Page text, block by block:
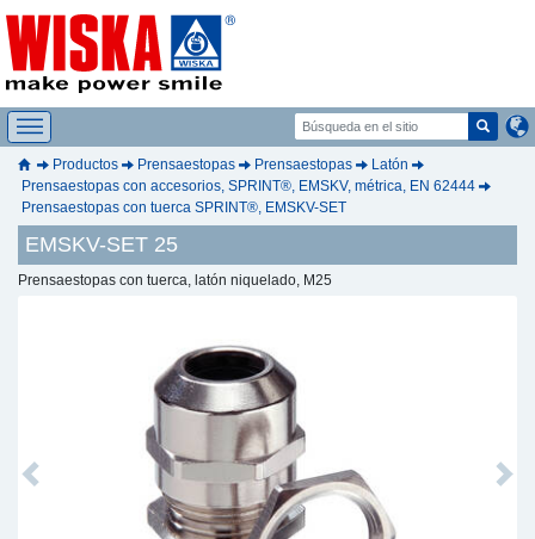
Productos Prensaestopas Prensaestopas
Latón
Prensaestopas con accesorios, SPRINT®, EMSKV, métrica, EN 62444
Prensaestopas con tuerca SPRINT®, EMSKV-SET
EMSKV-SET 25
Prensaestopas con tuerca, latón niquelado, M25
Previous Next